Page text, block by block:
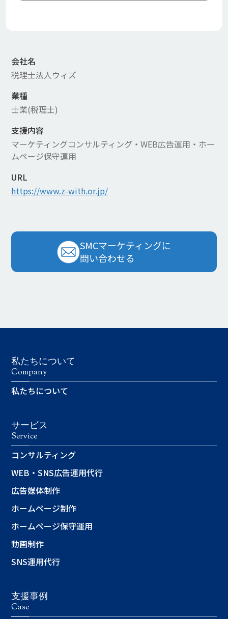
会社名
税理士法人ウィズ
業種
士業(税理士)
支援内容
マーケティングコンサルティング・WEB広告運用・ホー
ムページ保守運用
URL
https://www.z-with.or.jp/
SMCマーケティングに
問い合わせる
私たちについて
Company
私たちについて
サービス
Service
コンサルティング
WEB・SNS広告運用代行
広告媒体制作
ホームページ制作
ホームページ保守運用
動画制作
SNS運用代行
支援事例
Case